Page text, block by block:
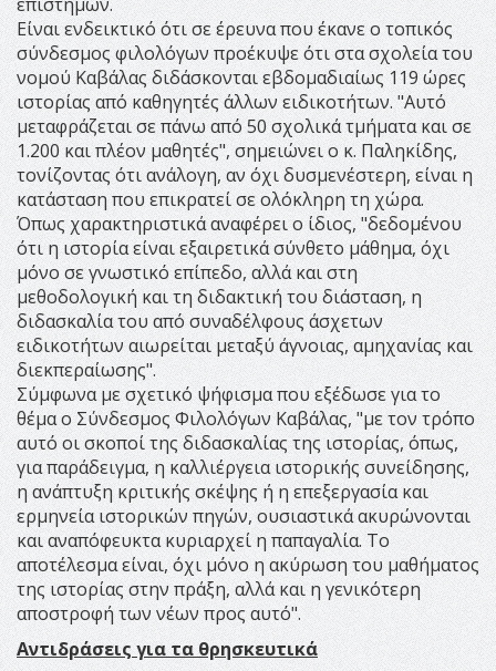
Είναι ενδεικτικό ότι σε έρευνα που έκανε ο τοπικός
σύνδεσμος φιλολόγων προέκυψε ότι στα σχολεία του
νομού Καβάλας διδάσκονται εβδομαδιαίως 119 ώρες
ιστορίας από καθηγητές άλλων ειδικοτήτων. "Αυτό
μεταφράζεται σε πάνω από 50 σχολικά τμήματα και σε
1.200 και πλέον μαθητές", σημειώνει ο κ. Παληκίδης,
τονίζοντας ότι ανάλογη, αν όχι δυσμενέστερη, είναι η
κατάσταση που επικρατεί σε ολόκληρη τη χώρα.
Όπως χαρακτηριστικά αναφέρει ο ίδιος, "δεδομένου
ότι η ιστορία είναι εξαιρετικά σύνθετο μάθημα, όχι
μόνο σε γνωστικό επίπεδο, αλλά και στη
μεθοδολογική και τη διδακτική του διάσταση, η
διδασκαλία του από συναδέλφους άσχετων
ειδικοτήτων αιωρείται μεταξύ άγνοιας, αμηχανίας και
διεκπεραίωσης".
Σύμφωνα με σχετικό ψήφισμα που εξέδωσε για το
θέμα ο Σύνδεσμος Φιλολόγων Καβάλας, "με τον τρόπο
αυτό οι σκοποί της διδασκαλίας της ιστορίας, όπως,
για παράδειγμα, η καλλιέργεια ιστορικής συνείδησης,
η ανάπτυξη κριτικής σκέψης ή η επεξεργασία και
ερμηνεία ιστορικών πηγών, ουσιαστικά ακυρώνονται
και αναπόφευκτα κυριαρχεί η παπαγαλία. Το
αποτέλεσμα είναι, όχι μόνο η ακύρωση του μαθήματος
της ιστορίας στην πράξη, αλλά και η γενικότερη
αποστροφή των νέων προς αυτό".
Αντιδράσεις για τα θρησκευτικά